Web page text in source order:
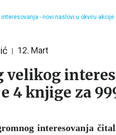
interesovanja - novi naslovi u okviru
12. Mart
velikog
4 knjige za
interesovanja